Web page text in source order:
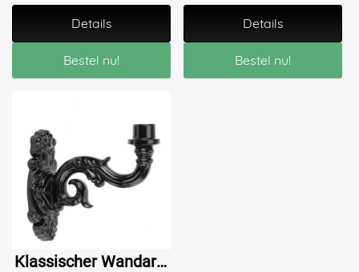
Details
Bestel nu!
Details
Bestel nu!
Klassischer Wandarm für Lampe - Aluminium - Schwarz